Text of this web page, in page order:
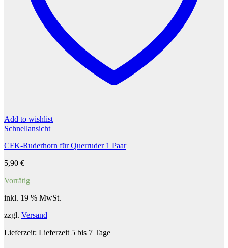
Add to wishlist
Schnellansicht
CFK-Ruderhorn für Querruder 1 Paar
5,90 €
Vorrätig
inkl. 19 % MwSt.
zzgl. Versand
Lieferzeit: Lieferzeit 5 bis 7 Tage